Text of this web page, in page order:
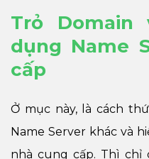
Trỏ Domain
dụng Name
cấp
Ở mục này, là cách
Name Server khác và
nhà cung cấp. Thì chỉ